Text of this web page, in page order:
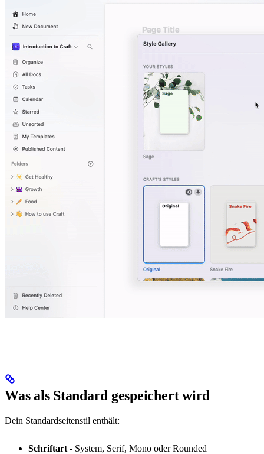
Was als Standard gespeichert wird
Dein Standardseitenstil enthält:
Schriftart - System, Serif, Mono oder Rounded